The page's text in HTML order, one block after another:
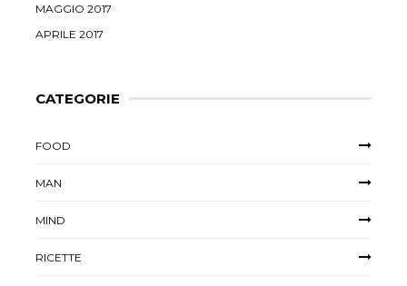
MAGGIO 2017
APRILE 2017
CATEGORIE
FOOD
MAN
MIND
RICETTE